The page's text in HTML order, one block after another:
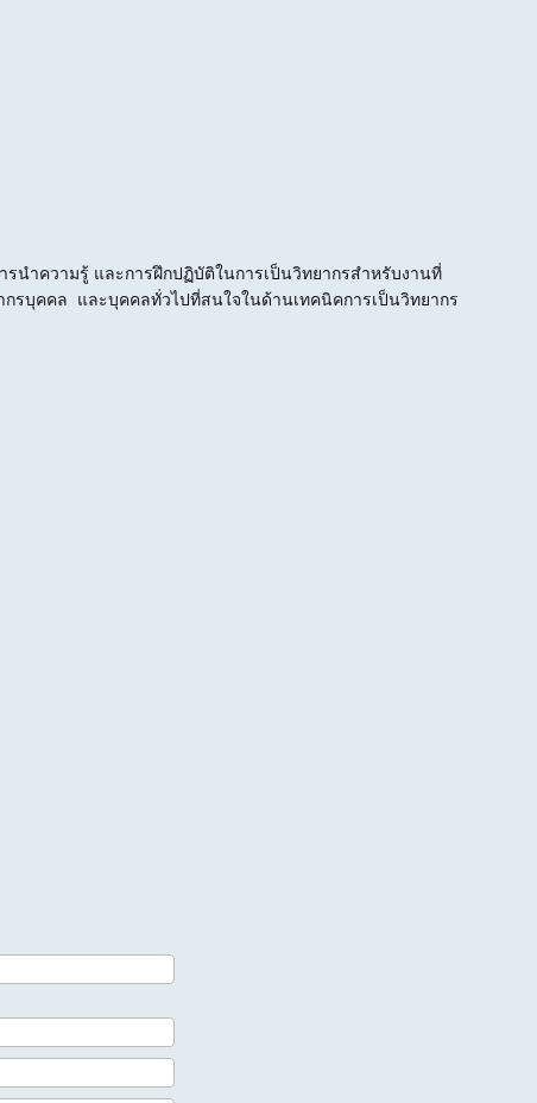
นำความรู้ และการฝึกปฏิบัติในการเป็นวิทยากรสำหรับงานที่
รบุคคล และบุคคลทั่วไปที่สนใจในด้านเทคนิคการเป็นวิทยากร